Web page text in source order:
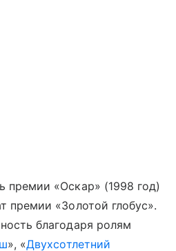
премии «Оскар» (1998 год)
премии «Золотой глобус».
благодаря ролям
», «Двухсотлетний